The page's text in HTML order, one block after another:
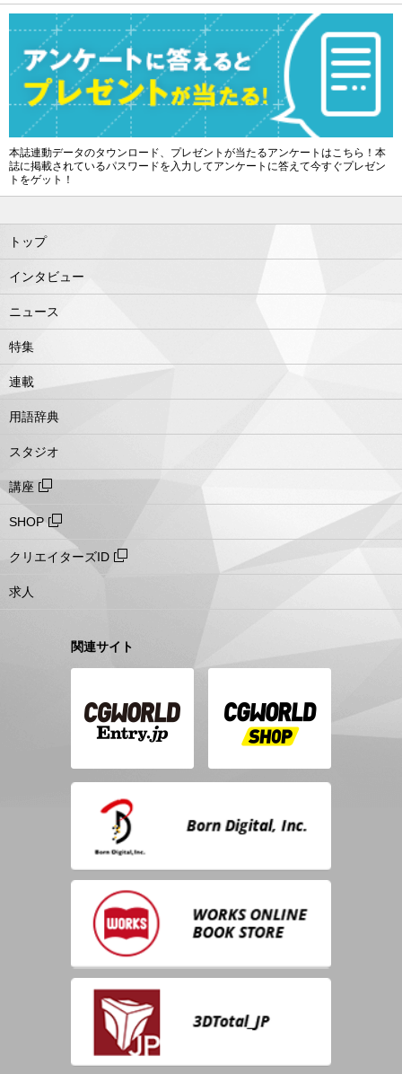
本誌連動データのタウンロード、プレゼントが当たるアンケートはこちら！本
誌に掲載されているパスワードを入力してアンケートに答えて今すぐプレゼン
トをゲット！
トップ
インタビュー
ニュース
特集
連載
用語辞典
スタジオ
講座
SHOP
クリエイターズID
求人
関連サイト